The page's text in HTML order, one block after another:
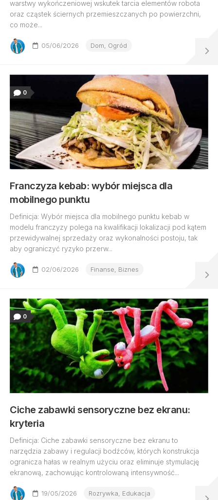
warstwy wykończeniowej wskutek tarcia elementów robota
oraz cząstek ściernych przemieszczanych po powierzchni,
co może...
05/06/2026 Dom, Ogród
0
Franczyza kebab: wybór miejsca dla
mobilnego punktu
Definicja: Wybór miejsca dla mobilnego punktu kebab w
modelu franczyzy polega na kwalifikacji lokalizacji pod kątem
przewidywalnej sprzedaży oraz wykonalności postoju, tak
aby ograniczyć ryzyko przerw...
02/06/2026 Finanse, Biznes
0
Ciche zabawki sensoryczne bez ekranu:
kryteria
Definicja: Ciche zabawki sensoryczne bez ekranu to
narzędzia zabawy i regulacji bodźców, których konstrukcja
ogranicza hałas w realnym użyciu oraz eliminuje stymulację
ekranową, zachowując kontrolowaną intensywność...
19/05/2026 Rozrywka, Edukacja